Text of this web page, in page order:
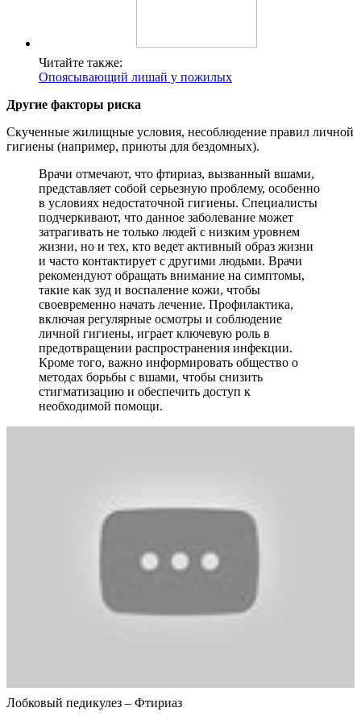
Читайте также:
Опоясывающий лишай у пожилых
Другие факторы риска
Скученные жилищные условия, несоблюдение правил личной
гигиены (например, приюты для бездомных).
Врачи отмечают, что фтириаз, вызванный вшами,
представляет собой серьезную проблему, особенно
в условиях недостаточной гигиены. Специалисты
подчеркивают, что данное заболевание может
затрагивать не только людей с низким уровнем
жизни, но и тех, кто ведет активный образ жизни
и часто контактирует с другими людьми. Врачи
рекомендуют обращать внимание на симптомы,
такие как зуд и воспаление кожи, чтобы
своевременно начать лечение. Профилактика,
включая регулярные осмотры и соблюдение
личной гигиены, играет ключевую роль в
предотвращении распространения инфекции.
Кроме того, важно информировать общество о
методах борьбы с вшами, чтобы снизить
стигматизацию и обеспечить доступ к
необходимой помощи.
Лобковый педикулез – Фтириаз